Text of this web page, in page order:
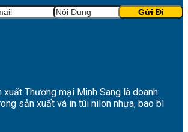
xuất Thương mại Minh Sang là doanh
sản xuất và in túi nilon nhựa, bao bì